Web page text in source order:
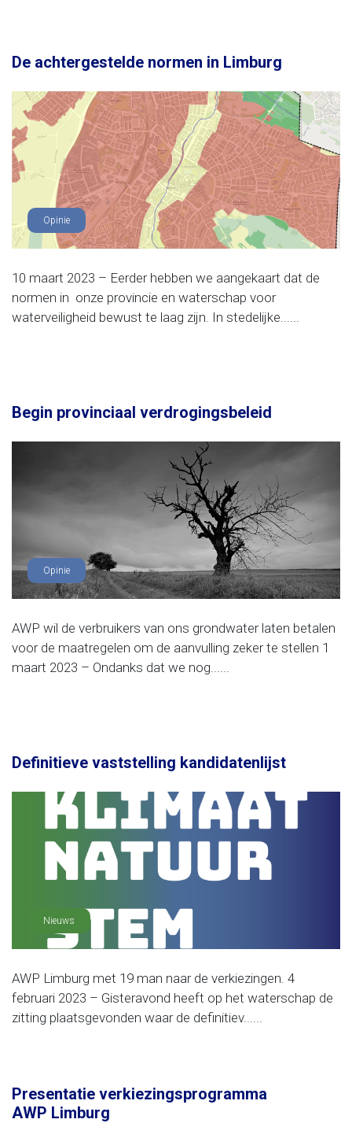
De achtergestelde normen in Limburg
Opinie
10 maart 2023 – Eerder hebben we aangekaart dat de
normen in onze provincie en waterschap voor
waterveiligheid bewust te laag zijn. In stedelijke......
Begin provinciaal verdrogingsbeleid
Opinie
AWP wil de verbruikers van ons grondwater laten betalen
voor de maatregelen om de aanvulling zeker te stellen 1
maart 2023 – Ondanks dat we nog......
Definitieve vaststelling kandidatenlijst
Nieuws
AWP Limburg met 19 man naar de verkiezingen. 4
februari 2023 – Gisteravond heeft op het waterschap de
zitting plaatsgevonden waar de definitiev......
Presentatie verkiezingsprogramma
AWP Limburg